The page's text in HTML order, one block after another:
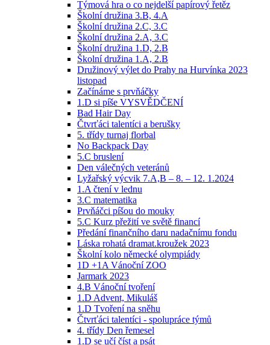
Týmová hra o co nejdelší papírový řetěz
Školní družina 3.B, 4.A
Školní družina 2.C, 3.C
Školní družina 2.A, 3.C
Školní družina 1.D, 2.B
Školní družina 1.A, 2.B
Družinový výlet do Prahy na Hurvínka 2023
listopad
Začínáme s prvňáčky
1.D si píše VYSVĚDČENÍ
Bad Hair Day
Čtvrťáci talentíci a berušky
5. třídy turnaj florbal
No Backpack Day
5.C bruslení
Den válečných veteránů
Lyžařský výcvik 7.A,B – 8. – 12. 1.2024
1.A čtení v lednu
3.C matematika
Prvňáčci píšou do mouky
5.C Kurz přežití ve světě financí
Předání finančního daru nadačnímu fondu
Láska rohatá dramat.kroužek 2023
Školní kolo německé olympiády
1D +1A Vánoční ZOO
Jarmark 2023
4.B Vánoční tvoření
1.D Advent, Mikuláš
1.D Tvoření na sněhu
Čtvrťáci talentíci - spolupráce týmů
4. třídy Den řemesel
1.D se učí číst a psát